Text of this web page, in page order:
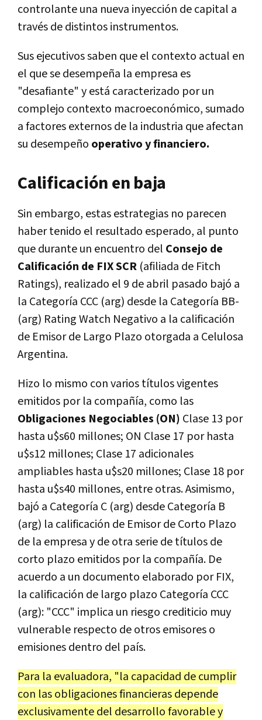
controlante una nueva inyección de capital a
través de distintos instrumentos.
Sus ejecutivos saben que el contexto actual en
el que se desempeña la empresa es
"desafiante" y está caracterizado por un
complejo contexto macroeconómico, sumado
a factores externos de la industria que afectan
su desempeño operativo y financiero.
Calificación en baja
Sin embargo, estas estrategias no parecen
haber tenido el resultado esperado, al punto
que durante un encuentro del Consejo de
Calificación de FIX SCR (afiliada de Fitch
Ratings), realizado el 9 de abril pasado bajó a
la Categoría CCC (arg) desde la Categoría BB-
(arg) Rating Watch Negativo a la calificación
de Emisor de Largo Plazo otorgada a Celulosa
Argentina.
Hizo lo mismo con varios títulos vigentes
emitidos por la compañía, como las
Obligaciones Negociables (ON) Clase 13 por
hasta u$s60 millones; ON Clase 17 por hasta
u$s12 millones; Clase 17 adicionales
ampliables hasta u$s20 millones; Clase 18 por
hasta u$s40 millones, entre otras. Asimismo,
bajó a Categoría C (arg) desde Categoría B
(arg) la calificación de Emisor de Corto Plazo
de la empresa y de otra serie de títulos de
corto plazo emitidos por la compañía. De
acuerdo a un documento elaborado por FIX,
la calificación de largo plazo Categoría CCC
(arg): "CCC" implica un riesgo crediticio muy
vulnerable respecto de otros emisores o
emisiones dentro del país.
Para la evaluadora, "la capacidad de cumplir
con las obligaciones financieras depende
exclusivamente del desarrollo favorable y